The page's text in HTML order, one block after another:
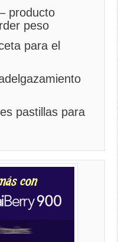
producto
peso
para el
pastillas para